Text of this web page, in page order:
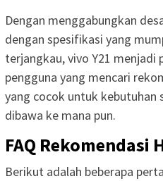
Dengan menggabungkan
dengan spesifikasi yang
terjangkau, vivo Y21 menjadi
pengguna yang mencari
yang cocok untuk kebutuhan
dibawa ke mana pun.
FAQ Rekomendasi
Berikut adalah beberapa